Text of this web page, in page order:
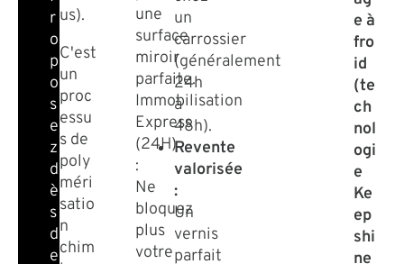
r
o
p
o
s
e
z
d
è
s
d
e
us).
C'est
un
proc
essu
s de
poly
méri
satio
n
chim
une
surface
miroir
parfaite.
Immobilisation
Express
(24H)
:
Ne
bloquez
plus
votre
un
carrossier
(généralement
24h
à
48h).
Revente
valorisée
:
Un
vernis
parfait
e à
fro
id
(te
ch
nol
ogi
e
Ke
ep
shi
ne